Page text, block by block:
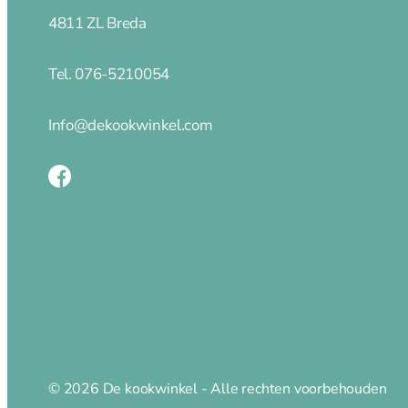
Ovenschalen
Pannenset
Karmel
4811 ZL Breda
Tel. 076-5210054
Info@dekookwinkel.com
© 2026 De kookwinkel - Alle rechten voorbehouden